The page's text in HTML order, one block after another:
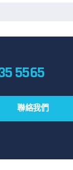
5565
聯絡我們